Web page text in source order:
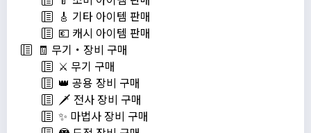
🎸 기타 아이템 판매
💶 캐시 아이템 판매
🧾 무기・장비 구매
⚔️ 무기 구매
👑 공용 장비 구매
🗡️ 전사 장비 구매
✨ 마법사 장비 구매